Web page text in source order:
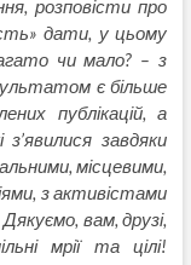
розповісти про
дати, у цьому
чи мало? – з
є більше
публікацій, а
завдяки
місцевими,
з активістами
вам, друзі,
мрії та цілі!